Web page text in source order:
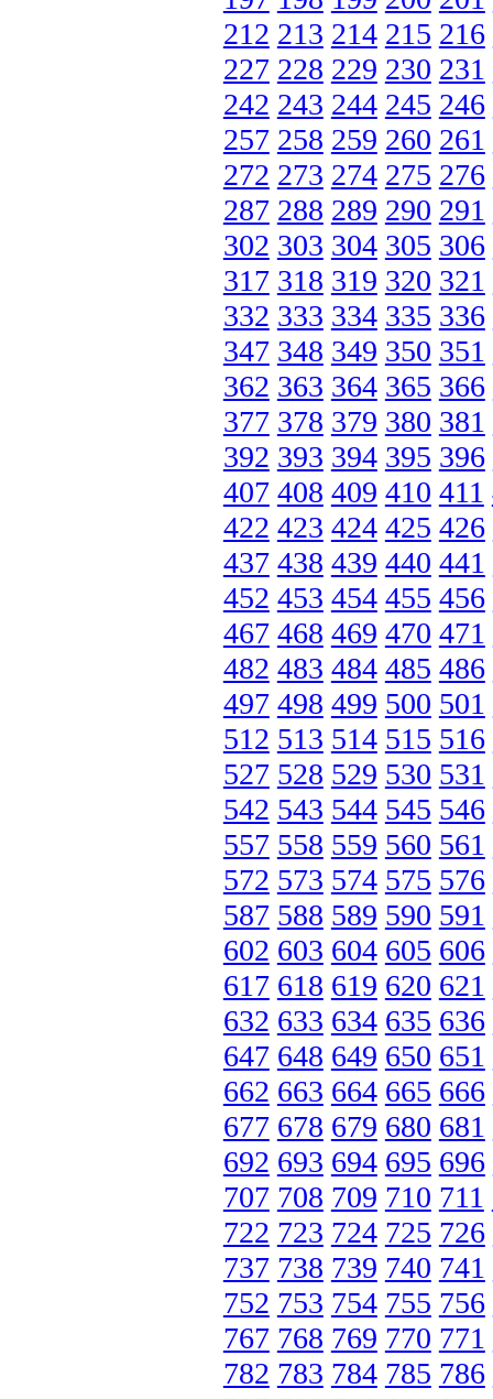
212 213 214 215 216
227 228 229 230 231
242 243 244 245 246
257 258 259 260 261
272 273 274 275 276
287 288 289 290 291
302 303 304 305 306
317 318 319 320 321
332 333 334 335 336
347 348 349 350 351
362 363 364 365 366
377 378 379 380 381
392 393 394 395 396
407 408 409 410 411
422 423 424 425 426
437 438 439 440 441
452 453 454 455 456
467 468 469 470 471
482 483 484 485 486
497 498 499 500 501
512 513 514 515 516
527 528 529 530 531
542 543 544 545 546
557 558 559 560 561
572 573 574 575 576
587 588 589 590 591
602 603 604 605 606
617 618 619 620 621
632 633 634 635 636
647 648 649 650 651
662 663 664 665 666
677 678 679 680 681
692 693 694 695 696
707 708 709 710 711
722 723 724 725 726
737 738 739 740 741
752 753 754 755 756
767 768 769 770 771
782 783 784 785 786